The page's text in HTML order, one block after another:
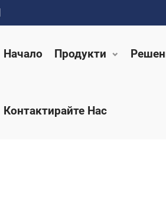
Начало Продукти
Контактирайте Нас